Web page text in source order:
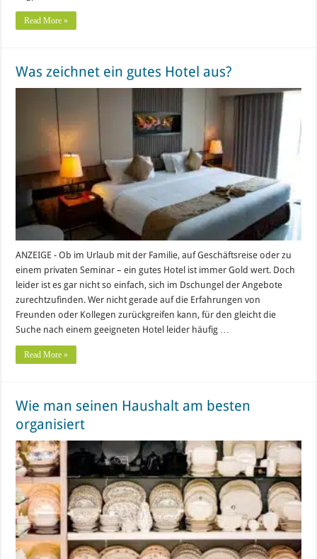
Read More »
Was zeichnet ein gutes Hotel aus?
ANZEIGE - Ob im Urlaub mit der Familie, auf Geschäftsreise oder zu
einem privaten Seminar – ein gutes Hotel ist immer Gold wert. Doch
leider ist es gar nicht so einfach, sich im Dschungel der Angebote
zurechtzufinden. Wer nicht gerade auf die Erfahrungen von
Freunden oder Kollegen zurückgreifen kann, für den gleicht die
Suche nach einem geeigneten Hotel leider häufig …
Read More »
Wie man seinen Haushalt am besten
organisiert